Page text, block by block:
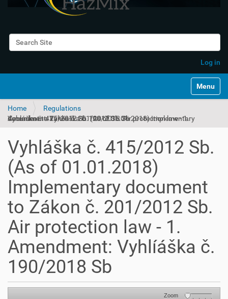
Search Site
Log in
Toggle
Home
Regulations
Vyhláška č. 415/2012 Sb. (As of 01.01.2018) Implementary document to Zákon č. 201/2012 Sb. Air protection law - 1. Amendment: Vyhlíáška č. 190/2018 Sb
Vyhláška č. 415/2012 Sb.
(As of 01.01.2018)
Implementary document
to Zákon č. 201/2012 Sb.
Air protection law - 1.
Amendment: Vyhlíáška č.
190/2018 Sb
Zoom